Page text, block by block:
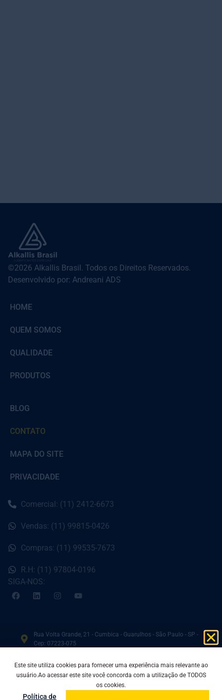
©2026 Alkallis Brasil. Todos os Direitos Reservados.
Desenvolvido por: Andreani ADS
HOME
QUEM SOMOS
QUALIDADE
PRODUTOS
BLOG
CONTATO
MAPA DO SITE
PRIVACIDADE
Comercial: (11) 2412-6673
Vendas: (11) 99815-0426
Compras: (11) 99535-7673
R.H: (11) 97804-0196
SIGA-NOS:
Rua Volta Grande, 21 - Cumbica - Guarulhos - São Paulo - SP -
Cep: 07223-075
(11) 2412-4228 / (11) 2412-6673 / (11) 2412-8424 / (11)
2412-6673
(11) 99815-0426
Este site utiliza cookies para fornecer uma experiência mais relevante ao
usuário.Ao acessar este site você concorda com a utilização de TODOS
os cookies.
Política de